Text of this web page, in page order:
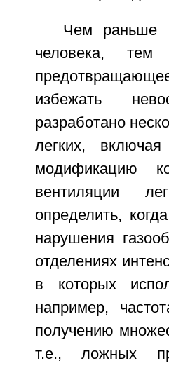
Чем раньше
человека,
избежать
разработано
легких,
модификацию
вентиляции
определить,
нарушения
отделениях
в которых
например,
получению
т.е., ложных